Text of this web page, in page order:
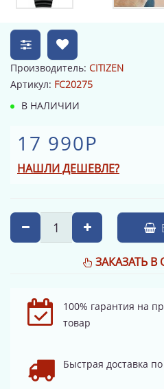
Производитель: CITIZEN
Артикул: FC20275
В НАЛИЧИИ
17 990Р
НАШЛИ ДЕШЕВЛЕ?
ЗАКАЗАТЬ
100% гарантия на
товар
Быстрая доставка